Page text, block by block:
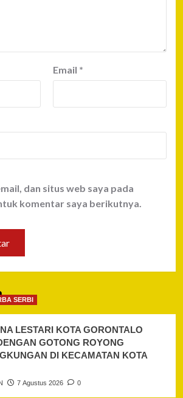
Email *
dan situs web saya pada
komentar saya berikutnya.
SERBI
LESTARI KOTA GORONTALO
GOTONG ROYONG
DI KECAMATAN KOTA
7 Agustus 2026
0